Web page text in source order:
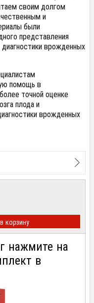
своим долгом
и
были
представления
врожденных
помощь в
точной оценке
плода и
врожденных
корзину
нажмите на
в